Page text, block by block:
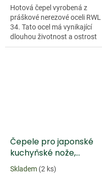
Hotová čepel vyrobená z
práškové nerezové oceli RWL
34. Tato ocel má vynikající
dlouhou životnost a ostrost
hran a ostří a je proto ideální
Čepele pro japonské
kuchyňské nože,
trojvrstvé.
Skladem (2 ks)